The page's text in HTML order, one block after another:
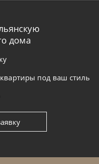
по запросу
дома
под ваш стиль